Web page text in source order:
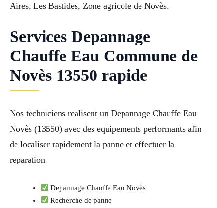
Aires, Les Bastides, Zone agricole de Novès.
Services Depannage
Chauffe Eau Commune de
Novès 13550 rapide
Nos techniciens realisent un Depannage Chauffe Eau
Novès (13550) avec des equipements performants afin
de localiser rapidement la panne et effectuer la
reparation.
Depannage Chauffe Eau Novès
Recherche de panne